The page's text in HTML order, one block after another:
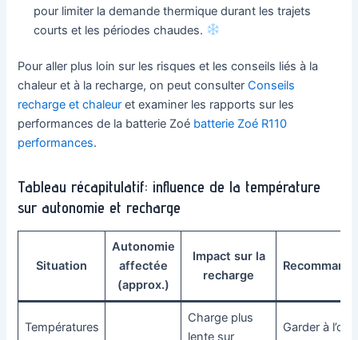
pour limiter la demande thermique durant les trajets
courts et les périodes chaudes.
Pour aller plus loin sur les risques et les conseils liés à la
chaleur et à la recharge, on peut consulterConseils
recharge et chaleur et examiner les rapports sur les
performances de la batterie Zoé batterie Zoé R110
performances.
Tableau récapitulatif: influence de la température
sur autonomie et recharge
Situation
Autonomie
affectée
(approx.)
Impact sur la
recharge
Températures
Charge plus
lente sur
Garder à